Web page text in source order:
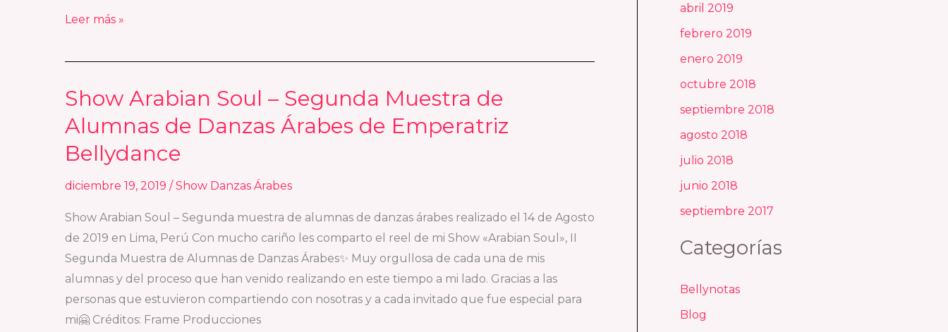
Leer más »
Show Arabian Soul – Segunda Muestra de
Alumnas de Danzas Árabes de Emperatriz
Bellydance
diciembre 19, 2019 /Show Danzas Árabes
Show Arabian Soul – Segunda muestra de alumnas de danzas árabes realizado el 14 de Agosto
de 2019 en Lima, Perú Con mucho cariño les comparto el reel de mi Show «Arabian Soul», II
Segunda Muestra de Alumnas de Danzas Árabes✨ Muy orgullosa de cada una de mis
alumnas y del proceso que han venido realizando en este tiempo a mi lado. Gracias a las
personas que estuvieron compartiendo con nosotras y a cada invitado que fue especial para
mi🤗 Créditos: Frame Producciones
Show
Arabian
Soul
–
de
Alumnas
de
Danzas
Árabes
de
abril 2019
febrero 2019
enero 2019
octubre 2018
septiembre 2018
agosto 2018
julio 2018
junio 2018
septiembre 2017
Categorías
Bellynotas
Blog